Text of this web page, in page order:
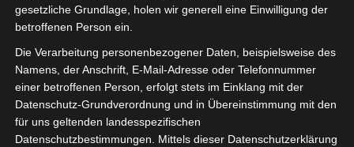
gesetzliche Grundlage, holen wir generell eine Einwilligung der
betroffenen Person ein.
Die Verarbeitung personenbezogener Daten, beispielsweise des
Namens, der Anschrift, E-Mail-Adresse oder Telefonnummer
einer betroffenen Person, erfolgt stets im Einklang mit der
Datenschutz-Grundverordnung und in Übereinstimmung mit den
für uns geltenden landesspezifischen
Datenschutzbestimmungen. Mittels dieser Datenschutzerklärung